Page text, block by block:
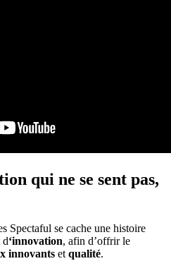
qui ne se sent pas,
Spectaful se cache une histoire
d‘innovation, afin d’offrir le
innovants et qualité.